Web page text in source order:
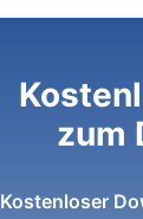
zum
Kostenloser